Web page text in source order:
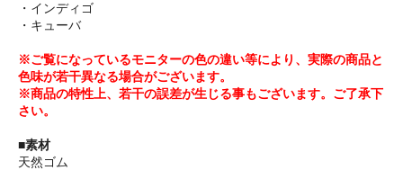
・インディゴ
・キューバ
※ご覧になっているモニターの色の違い等により、実際の商品と
色味が若干異なる場合がございます。
※商品の特性上、若干の誤差が生じる事もございます。ご了承下
さい。
■素材
天然ゴム